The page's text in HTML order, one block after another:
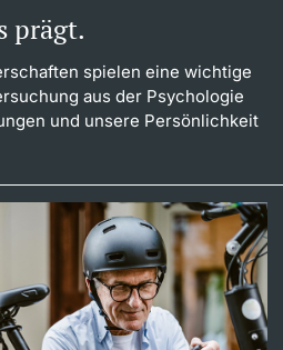
prägt.
spielen eine wichtige
aus der Psychologie
und unsere Persönlichkeit